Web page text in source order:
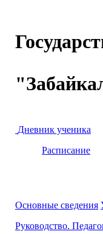
Дневник ученика
Расписание
Основные сведения
Руководство.